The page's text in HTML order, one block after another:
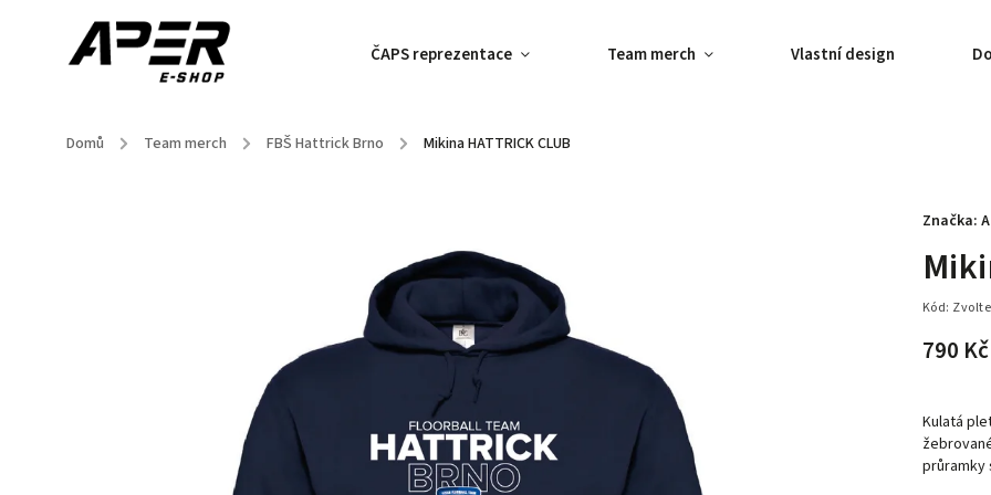
ČAPS reprezentace Team merch Vlastní design
Domů / Team merch / FBŠ Hattrick Brno / Mikina HATTRICK CLUB
Kód:
790 Kč
Kulatá
průramky
Značka: